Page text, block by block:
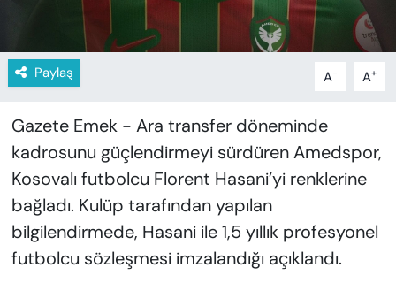
Paylaş A- A+
Gazete Emek - Ara transfer döneminde
kadrosunu güçlendirmeyi sürdüren Amedspor,
Kosovalı futbolcu Florent Hasani’yi renklerine
bağladı. Kulüp tarafından yapılan
bilgilendirmede, Hasani ile 1,5 yıllık profesyonel
futbolcu sözleşmesi imzalandığı açıklandı.
KÜLTÜR-SANAT
MAGAZİN
ÖZEL HABER
YAZAR KÖŞESİ
SİYASET
VAN VE DİYARBAKIR HABERLERİ